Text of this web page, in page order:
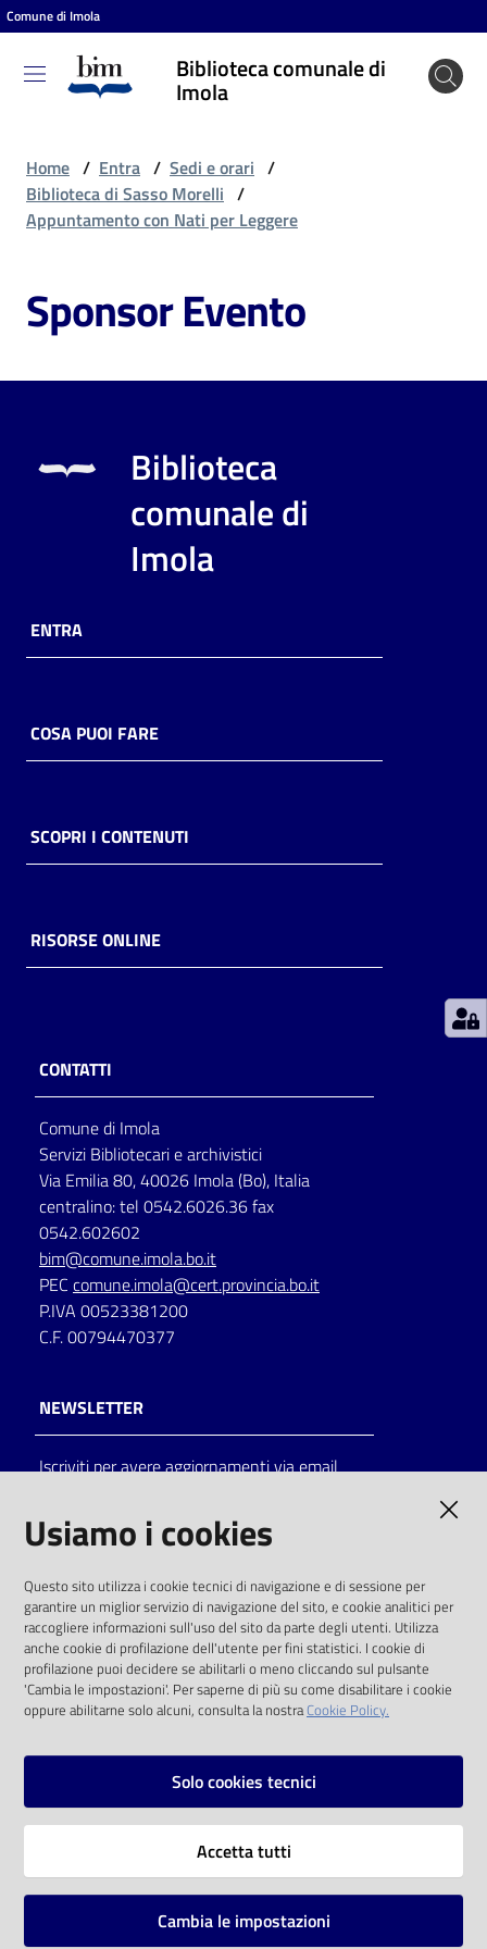
Vai al contenuto
Vai alla navigazione
Vai al footer
Comune di Imola
Biblioteca comunale di
Imola
Biblioteca
comunale
Cosa
fare
Scopri
online
Piani
Decentrate
Seguici
su
on line
Eventi
Chiedi al
bibliotecario
Avvisi
Home / Entra / Sedi e orari /
Biblioteca di Sasso Morelli /
Appuntamento con Nati per Leggere
Sponsor Evento
Biblioteca
comunale di
Imola
ENTRA
COSA PUOI FARE
SCOPRI I CONTENUTI
RISORSE ONLINE
CONTATTI
Comune di Imola
Servizi Bibliotecari e archivistici
Via Emilia 80, 40026 Imola (Bo), Italia
centralino: tel 0542.6026.36 fax
0542.602602
bim@comune.imola.bo.it
PEC comune.imola@cert.provincia.bo.it
P.IVA 00523381200
C.F. 00794470377
NEWSLETTER
Iscriviti per avere aggiornamenti via email
solo alle condizioni previste dalla direttiva
comunitaria 2003/98/CE e dal d.lgs. 36/2006
SOCIAL
Instagram
Vai alla pagina
Usiamo i cookies
Questo sito utilizza i cookie tecnici di navigazione e di sessione per
garantire un miglior servizio di navigazione del sito, e cookie analitici per
raccogliere informazioni sull'uso del sito da parte degli utenti. Utilizza
anche cookie di profilazione dell'utente per fini statistici. I cookie di
profilazione puoi decidere se abilitarli o meno cliccando sul pulsante
'Cambia le impostazioni'. Per saperne di più su come disabilitare i cookie
oppure abilitarne solo alcuni, consulta la nostraCookie Policy.
Solo cookies tecnici
Accetta tutti
Cambia le impostazioni